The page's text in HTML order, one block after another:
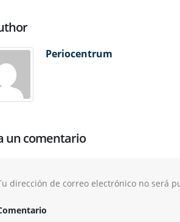
Periocentrum
un comentario
dirección de correo electrónico no será